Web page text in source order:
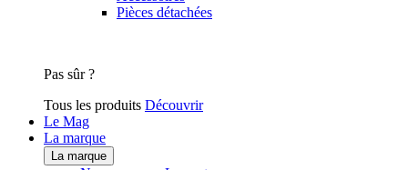
Pièces détachées
Pas sûr ?
Tous les produits Découvrir
Le Mag
La marque
La marque